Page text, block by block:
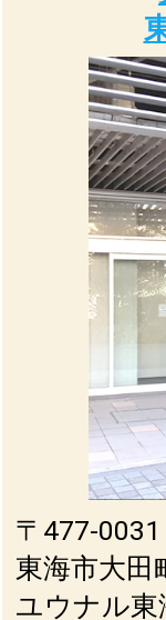
〒477-0031
東海市大田
ユウナル東